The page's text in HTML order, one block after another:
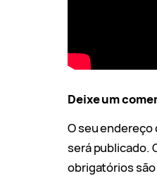
Deixe um
O seu endereço
será publicado.
obrigatórios